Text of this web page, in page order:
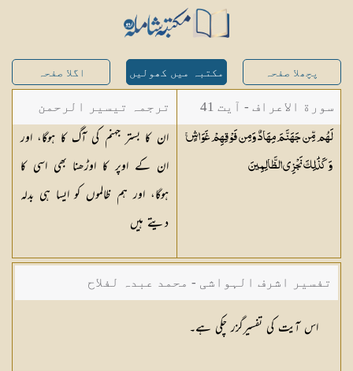
پچھلا صفحہ مکتبہ میں کھولیں اگلا صفحہ
سورة الاعراف - آیت 41
لَهُم مِّن جَهَنَّمَ مِهَادٌ وَمِن فَوْقِهِمْ غَوَاشٍ ۚ
وَكَذَٰلِكَ نَجْزِيالظَّالِمِينَ
ترجمہ تیسیر الرحمن
لبیان القرآن - محمد
لقمان سلفی
ان کا بستر جہنم کی آگ کا ہوگا، اور
ان کے اوپر کا اوڑھنا بھی اسی کا
ہوگا، اور ہم ظالموں کو ایسا ہی بدلہ
دیتے ہیں
تفسیر اشرف الہواشی - محمد عبدہ لفلاح
اس آیت کی تفسیرگزر چکی ہے۔